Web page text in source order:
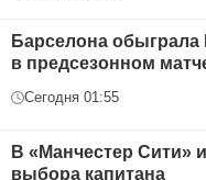
Барселона
в предсезонном
Сегодня 01:55
В «Манчестер Сити»
выбора капитана